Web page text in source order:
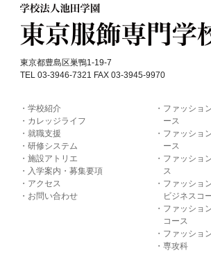
東京都豊島区巣鴨1-19-7
TEL 03-3946-7321 FAX 03-3945-9970
学校紹介
カレッジライフ
就職支援
研修システム
施設アトリエ
入学案内・募集要項
アクセス
お問い合わせ
ファッショ
ース
ファッショ
ース
ファッショ
ス
ファッショ
ビジネスコ
ファッショ
コース
ファッショ
専攻科